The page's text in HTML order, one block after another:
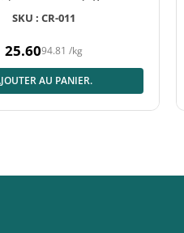
2x tube de 135g
SKU : CR-011
Prix
normal
25.6094.81 /kg
AU PANIER.